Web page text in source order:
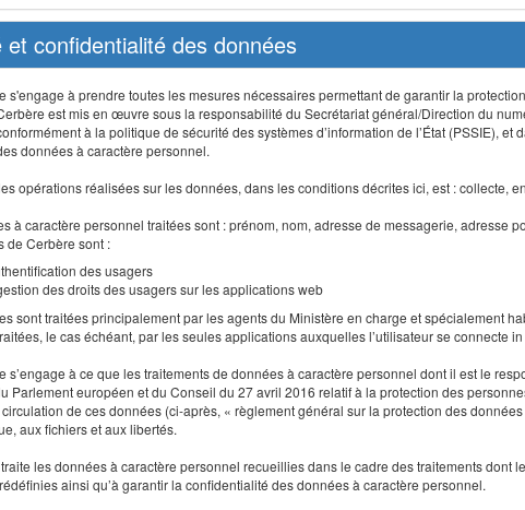
et confidentialité des données
s'engage à prendre toutes les mesures nécessaires permettant de garantir la
est mis en œuvre sous la responsabilité du Secrétariat général/Direction du
à la politique de sécurité des systèmes d’information de l’État (PSSIE),
données à caractère personnel.
opérations réalisées sur les données, dans les conditions décrites ici, est : collecte,
à caractère personnel traitées sont : prénom, nom, adresse de messagerie, adresse
de Cerbère sont :
des usagers
des droits des usagers sur les applications web
sont traitées principalement par les agents du Ministère en charge et spécialement
le cas échéant, par les seules applications auxquelles l’utilisateur se connecte in
s’engage à ce que les traitements de données à caractère personnel dont il est le
Parlement européen et du Conseil du 27 avril 2016 relatif à la protection des
de ces données (ci-après, « règlement général sur la protection des
aux fichiers et aux libertés.
les données à caractère personnel recueillies dans le cadre des traitements
ainsi qu’à garantir la confidentialité des données à caractère personnel.